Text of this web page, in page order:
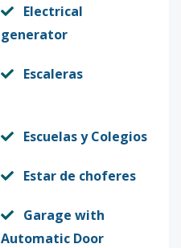
Electrical
generator
Escaleras
Escuelas y Colegios
Estar de choferes
Garage with
Automatic Door